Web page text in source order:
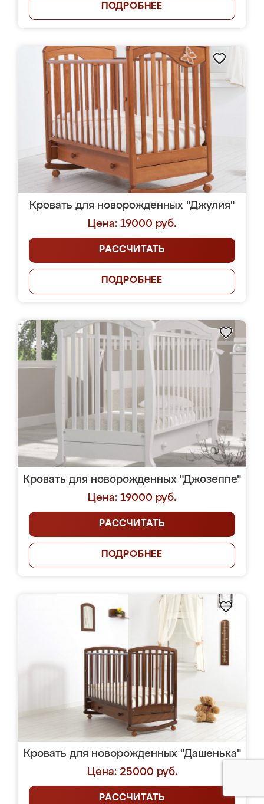
ПОДРОБНЕЕ
Кровать для новорожденных "Джулия"
Цена: 19000 руб.
РАССЧИТАТЬ
ПОДРОБНЕЕ
Кровать для новорожденных "Джозеппе"
Цена: 19000 руб.
РАССЧИТАТЬ
ПОДРОБНЕЕ
Кровать для новорожденных "Дашенька"
Цена: 25000 руб.
РАССЧИТАТЬ